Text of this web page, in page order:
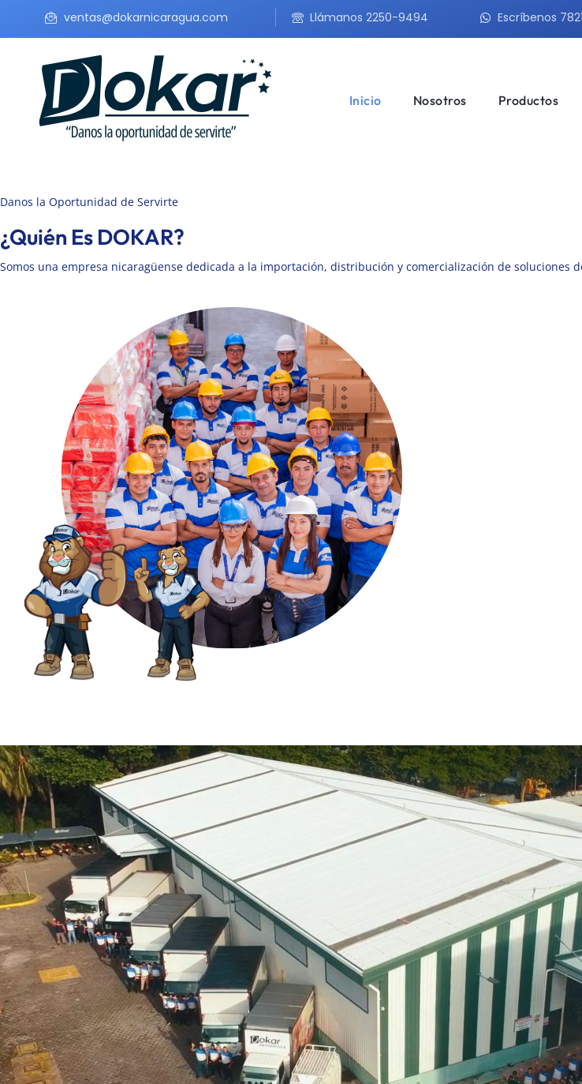
ventas@dokarnicaragua.com Llámanos 2250-9494 Escríbenos
Inicio Nosotros Productos
Danos la Oportunidad de Servirte
¿Quién Es DOKAR?
Somos una empresa nicaragüense dedicada a la importación, distribución y comercialización de soluciones